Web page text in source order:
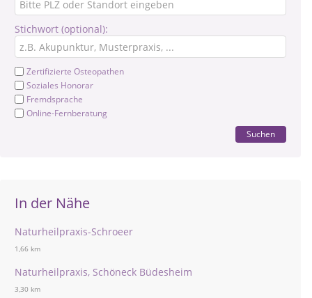
Stichwort (optional):
Zertifizierte Osteopathen
Soziales Honorar
Fremdsprache
Online-Fernberatung
Suchen
In der Nähe
Naturheilpraxis-Schroeer
1,66 km
Naturheilpraxis, Schöneck Büdesheim
3,30 km